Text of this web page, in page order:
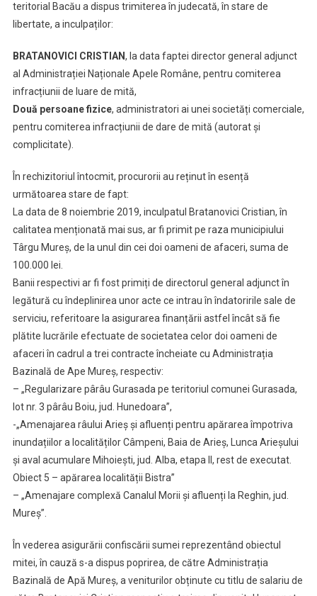
teritorial Bacău a dispus trimiterea în judecată, în stare de
libertate, a inculpaților:
BRATANOVICI CRISTIAN, la data faptei director general adjunct
al Administrației Naționale Apele Române, pentru comiterea
infracțiunii de luare de mită,
Două persoane fizice, administratori ai unei societăți comerciale,
pentru comiterea infracțiunii de dare de mită (autorat și
complicitate).
În rechizitoriul întocmit, procurorii au reținut în esență
următoarea stare de fapt:
La data de 8 noiembrie 2019, inculpatul Bratanovici Cristian, în
calitatea menționată mai sus, ar fi primit pe raza municipiului
Târgu Mureș, de la unul din cei doi oameni de afaceri, suma de
100.000 lei.
Banii respectivi ar fi fost primiți de directorul general adjunct în
legătură cu îndeplinirea unor acte ce intrau în îndatoririle sale de
serviciu, referitoare la asigurarea finanțării astfel încât să fie
plătite lucrările efectuate de societatea celor doi oameni de
afaceri în cadrul a trei contracte încheiate cu Administrația
Bazinală de Ape Mureș, respectiv:
– „Regularizare pârâu Gurasada pe teritoriul comunei Gurasada,
lot nr. 3 pârâu Boiu, jud. Hunedoara”,
-„Amenajarea râului Arieș și afluenți pentru apărarea împotriva
inundațiilor a localităților Câmpeni, Baia de Arieș, Lunca Arieșului
și aval acumulare Mihoiești, jud. Alba, etapa II, rest de executat.
Obiect 5 – apărarea localității Bistra”
– „Amenajare complexă Canalul Morii și afluenți la Reghin, jud.
Mureș”.
În vederea asigurării confiscării sumei reprezentând obiectul
mitei, în cauză s-a dispus poprirea, de către Administrația
Bazinală de Apă Mureș, a veniturilor obținute cu titlu de salariu de